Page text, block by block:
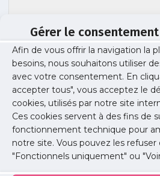
Gérer le
Afin de vous offrir la navigation la
besoins, nous souhaitons utiliser
avec votre consentement. En
accepter tous", vous acceptez le
cookies, utilisés par notre site
Ces cookies servent à des fins de
fonctionnement technique pour
notre site. Vous pouvez les refuser
"Fonctionnels uniquement" ou
conditions-
antigeniques-en-
Publié le :30 octobre 2020
Partager cet article :